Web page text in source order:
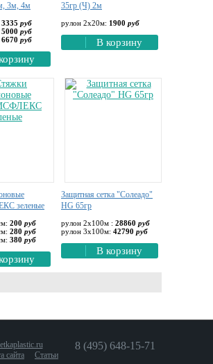
3м, 4м
3335 руб
5000 руб
6670 руб
35гр (Ч) 2м
рулон 2х20м: 1900 руб
В корзину
зеленые
200 руб
280 руб
380 руб
Защитная сетка "Солеадо"
HG 65гр
рулон 2х100м : 28860 руб
рулон 3х100м: 42790 руб
В корзину
8 (495) 648-15-71
сайта
Статьи